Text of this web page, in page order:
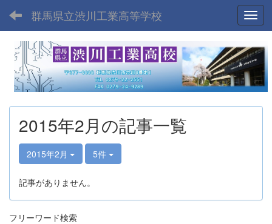
群馬県立渋川工業高等学校
2015年2月の記事一覧
2015年2月 5件
記事がありません。
フリーワード検索